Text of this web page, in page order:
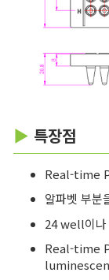
▶ 특장점
Real-time
알파벳 부분
24 well이나
Real-time